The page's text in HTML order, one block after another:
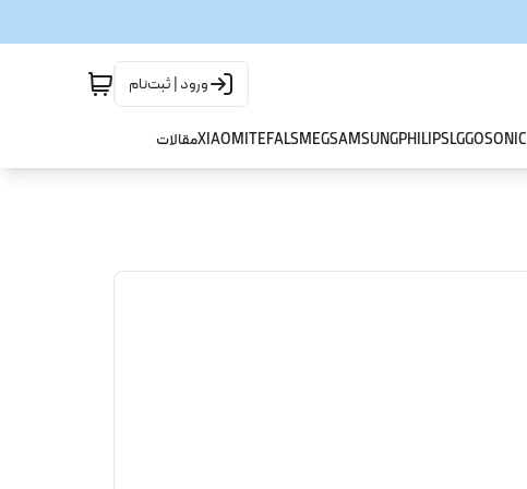
ورود | ثبت‌نام
GOSONIC
LG
PHILIPS
SAMSUNG
SMEG
TEFAL
XIAOMIمقالات